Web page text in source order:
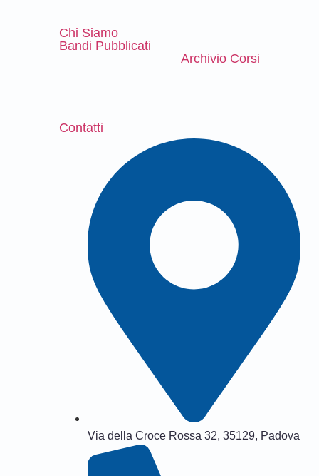
Chi Siamo
Bandi Pubblicati
Archivio Corsi
Contatti
Via della Croce Rossa 32, 35129, Padova